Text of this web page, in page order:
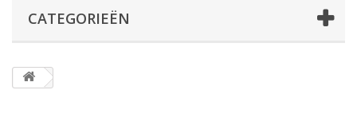
CATEGORIEËN